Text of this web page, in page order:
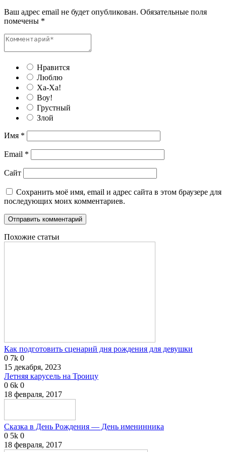
Ваш адрес email не будет опубликован. Обязательные поля
помечены *
Нравится
Люблю
Ха-Ха!
Воу!
Грустный
Злой
Имя *
Email *
Сайт
Сохранить моё имя, email и адрес сайта в этом браузере для
последующих моих комментариев.
Похожие статьи
Как подготовить сценарий дня рождения для девушки
0 7k 0
15 декабря, 2023
Летняя карусель на Троицу
0 6k 0
18 февраля, 2017
Сказка в День Рождения — День именинника
0 5k 0
18 февраля, 2017